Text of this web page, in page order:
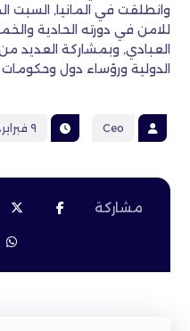
وانطلقت في المانيا, السبت
للامن في دورته الحادية
العبادي, وبمشاركة العديد
الدولية ورؤساء دول وحكومات اكثر
Ceo ٩ فبراير، ٢٠١٥